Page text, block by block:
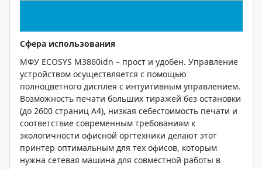
Сфера использования
МФУ ECOSYS M3860idn – прост и удобен. Управление
устройством осуществляется с помощью
полноцветного дисплея с интуитивным управлением.
Возможность печати больших тиражей без остановки
(до 2600 страниц А4), низкая себестоимость печати и
соответствие современным требованиям к
экологичности офисной оргтехники делают этот
принтер оптимальным для тех офисов, которым
нужна сетевая машина для совместной работы в